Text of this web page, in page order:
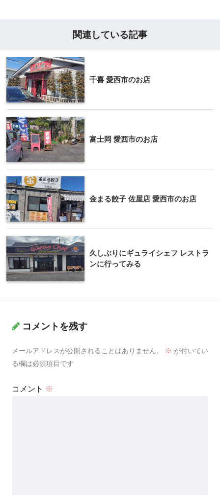
関連している記事
千喜 愛西市のお店
富士岡 愛西市のお店
金まる餃子 佐屋店 愛西市のお店
久しぶりにギュライシェフ レストラ
ンに行ってみる
コメントを残す
メールアドレスが公開されることはありません。 ※ が付いてい
る欄は必須項目です
コメント ※